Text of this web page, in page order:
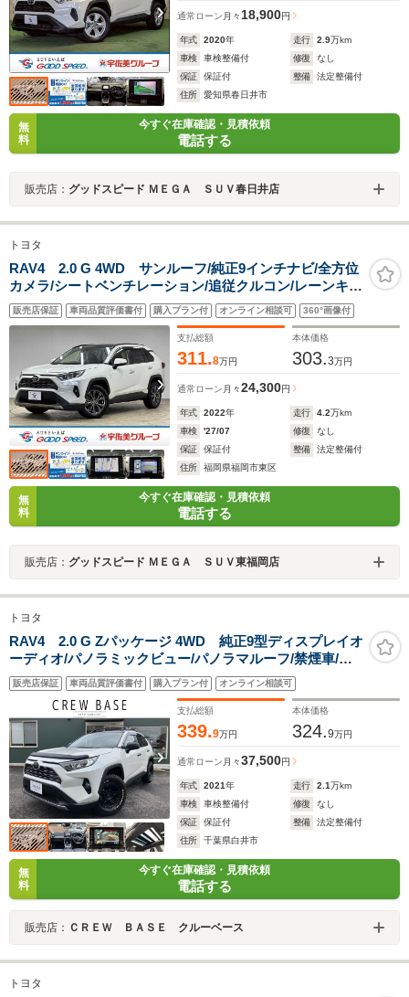
通常ローン 月々 18,900円
年式 2020年 走行 2.9万km
車検
車検整備付 修復
なし
保証
保証付 整備
法定整備付
住所
愛知県春日井市
無
料
今すぐ在庫確認・見積依頼
電話する
販売店： グッドスピード ＭＥＧＡ ＳＵＶ春日井店
トヨタ
RAV4 2.0 G 4WD サンルーフ/純正9インチナビ/全方位
カメラ/シートベンチレーション/追従クルコン/レーンキー
プアシスト/パワーバックドア/黒革/パワーシート/シート
メモリー/BSM/ETC/ステアリングヒーター/LED/オートハ
イビーム
販売店保証 車両品質評価書付 購入プラン付 オンライン相談可 360°画像付
支払総額
311.8万円
本体価格
303.3万円
通常ローン 月々24,300円
年式 2022年 走行 4.2万km
車検
'27/07 修復
なし
保証
保証付 整備
法定整備付
住所
福岡県福岡市東区
無
料
今すぐ在庫確認・見積依頼
電話する
販売店： グッドスピード ＭＥＧＡ ＳＵＶ東福岡店
トヨタ
RAV4 2.0 G Zパッケージ 4WD 純正9型ディスプレイオ
ーディオ/パノラミックビュー/パノラマルーフ/禁煙車/ワ
ンオーナ/リフトアップ/純正デジタルインナーミラー/パワ
ーバックドア/BSM/社外ブラックホイール/ステアリング
ヒータ/シートヒータ/ETC
販売店保証 車両品質評価書付 購入プラン付 オンライン相談可
支払総額
339.9万円
本体価格
324.9万円
通常ローン 月々37,500円
年式 2021年 走行 2.1万km
車検
車検整備付 修復
なし
保証
保証付 整備
法定整備付
住所
千葉県白井市
無
料
今すぐ在庫確認・見積依頼
電話する
販売店： ＣＲＥＷ ＢＡＳＥ クルーベース
トヨタ